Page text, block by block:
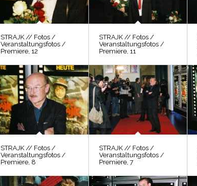
STRAJK // Fotos /
Veranstaltungsfotos /
Premiere, 12
STRAJK // Fotos /
Veranstaltungsfotos /
Premiere, 11
STRAJK // Fotos /
Veranstaltungsfotos /
Premiere, 8
STRAJK // Fotos /
Veranstaltungsfotos /
Premiere, 7